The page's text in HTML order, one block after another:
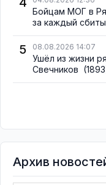
Бойцам МОГ в
за каждый
5 08.08.2026 14:07
Ушёл из жизни
Свечников
Архив